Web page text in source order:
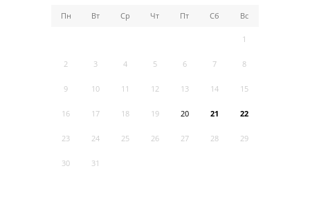
Пн Вт Ср Чт Пт Сб Вс
1
2 3 4 5 6 7 8
9 10 11 12 13 14 15
16 17 18 19 20 21 22
23 24 25 26 27 28 29
30 31